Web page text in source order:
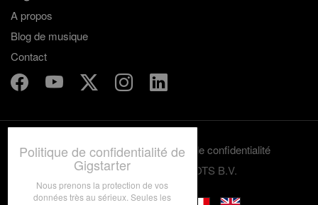
A propos
Blog de musique
Contact
Termes et conditions
Politique de confidentialité
© 2012-2026 GRASSROOTS B.V.
Politique de confidentialité de
Gigstarter
Nous prenons la protection de vos
données très au sérieux. Seules les